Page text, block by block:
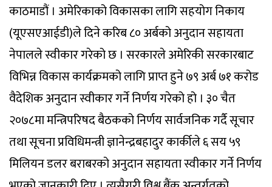
काठमाडौं । अमेरिकाको विकासका लागि सहयोग निकाय
(यूएसएआईडी)ले दिने करिब ८० अर्बको अनुदान सहायता
नेपालले स्वीकार गरेको छ । सरकारले अमेरिकी सरकारबाट
विभिन्न विकास कार्यक्रमको लागि प्राप्त हुने ७९ अर्ब ७१ करोड
वैदेशिक अनुदान स्वीकार गर्ने निर्णय गरेको हो । ३० चैत
२०७८मा मन्त्रिपरिषद बैठकको निर्णय सार्वजनिक गर्दै सूचार
तथा सूचना प्रविधिमन्त्री ज्ञानेन्द्रबहादुर कार्कीले ६ सय ५९
मिलियन डलर बराबरको अनुदान सहायता स्वीकार गर्ने निर्णय